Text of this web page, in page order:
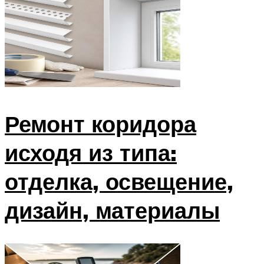
Ремонт коридора
исходя из типа:
отделка, освещение,
дизайн, материалы